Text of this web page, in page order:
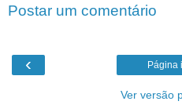
Postar um comentário
‹ Página
Ver versão